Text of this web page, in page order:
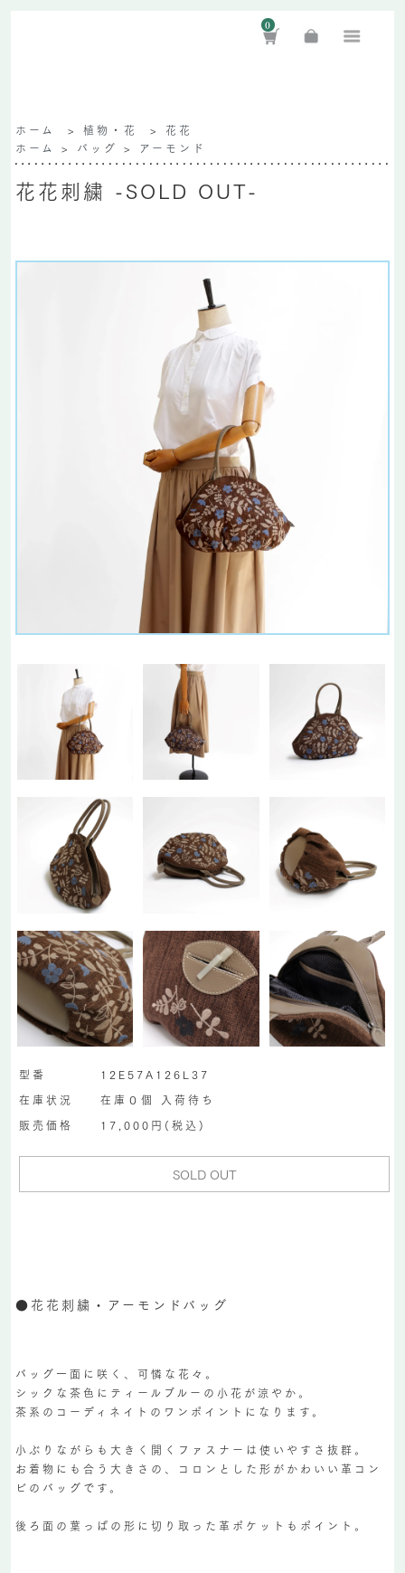
0
ホーム > 植物・花 > 花花
ホーム > バッグ > アーモンド
花花刺繍 -SOLD OUT-
型番
12E57A126L37
在庫状況
在庫０個 入荷待ち
販売価格
17,000円(税込)
SOLD OUT
●花花刺繍・アーモンドバッグ
バッグ一面に咲く、可憐な花々。
シックな茶色にティールブルーの小花が涼やか。
茶系のコーディネイトのワンポイントになります。
小ぶりながらも大きく開くファスナーは使いやすさ抜群。
お着物にも合う大きさの、コロンとした形がかわいい革コン
ビのバッグです。
後ろ面の葉っぱの形に切り取った革ポケットもポイント。